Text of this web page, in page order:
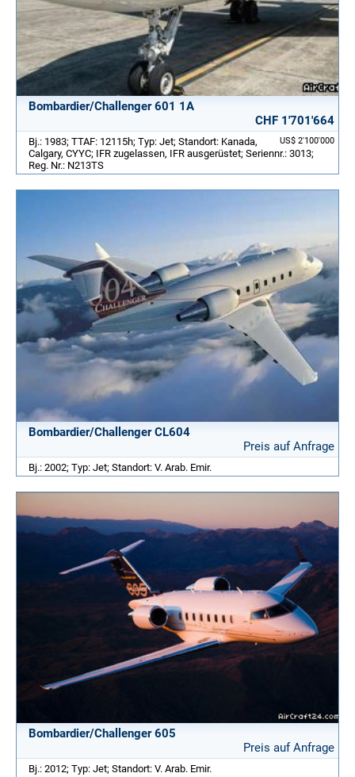
Bombardier/Challenger 601 1A
CHF 1'701'664
US$ 2'100'000
Bj.: 1983; TTAF: 12115h; Typ: Jet; Standort: Kanada,
Calgary, CYYC; IFR zugelassen, IFR ausgerüstet; Seriennr.: 3013;
Reg. Nr.: N213TS
Bombardier/Challenger CL604
Preis auf Anfrage
Bj.: 2002; Typ: Jet; Standort: V. Arab. Emir.
Bombardier/Challenger 605
Preis auf Anfrage
Bj.: 2012; Typ: Jet; Standort: V. Arab. Emir.